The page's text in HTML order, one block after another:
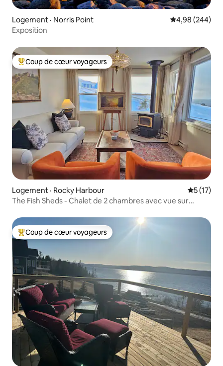
Logement · Norris Point Note
4,98 (244)
Exposition
Coup de cœur voyageurs parmi les plus aimés
Coup de cœur voyageurs
Logement · Rocky Harbour Note
5 (17)
The Fish Sheds - Chalet de 2 chambres avec vue sur
Coup de cœur voyageurs parmi les plus aimés
Coup de cœur voyageurs